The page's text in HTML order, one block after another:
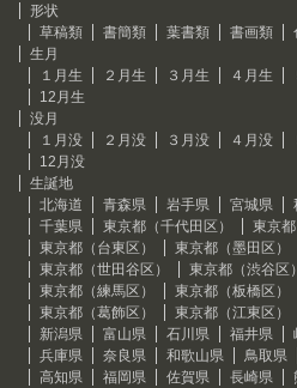
形状
草稿類
書簡類 葉書類 書画類
生月
１月生
２月生 ３月生 ４月生
12月生
没月
１月没
２月没 ３月没 ４月没
12月没
生誕地
北海道
青森県 岩手県 宮城県
千葉県
東京都（千代田区） 東京都
東京都（台東区）
東京都（墨田区）
東京都（世田谷区）
東京都（渋谷区）
東京都（練馬区）
東京都（板橋区）
東京都（葛飾区）
東京都（江東区）
新潟県
富山県 石川県 福井県
兵庫県
奈良県 和歌山県 鳥取県
高知県
福岡県 佐賀県 長崎県